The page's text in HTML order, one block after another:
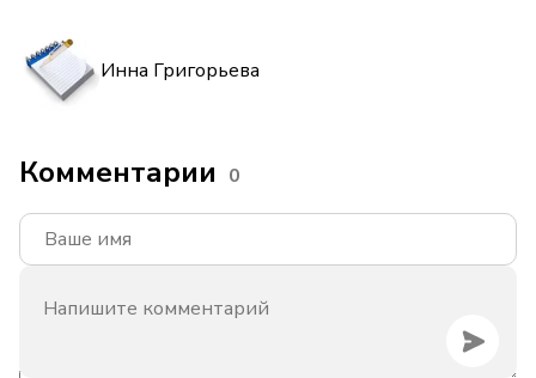
Инна Григорьева
Комментарии 0